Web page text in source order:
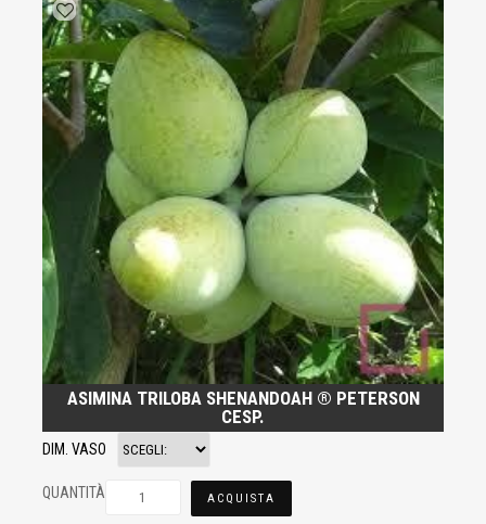
ASIMINA TRILOBA SHENANDOAH ® PETERSON
CESP.
DIM. VASO
QUANTITÀ ACQUISTA